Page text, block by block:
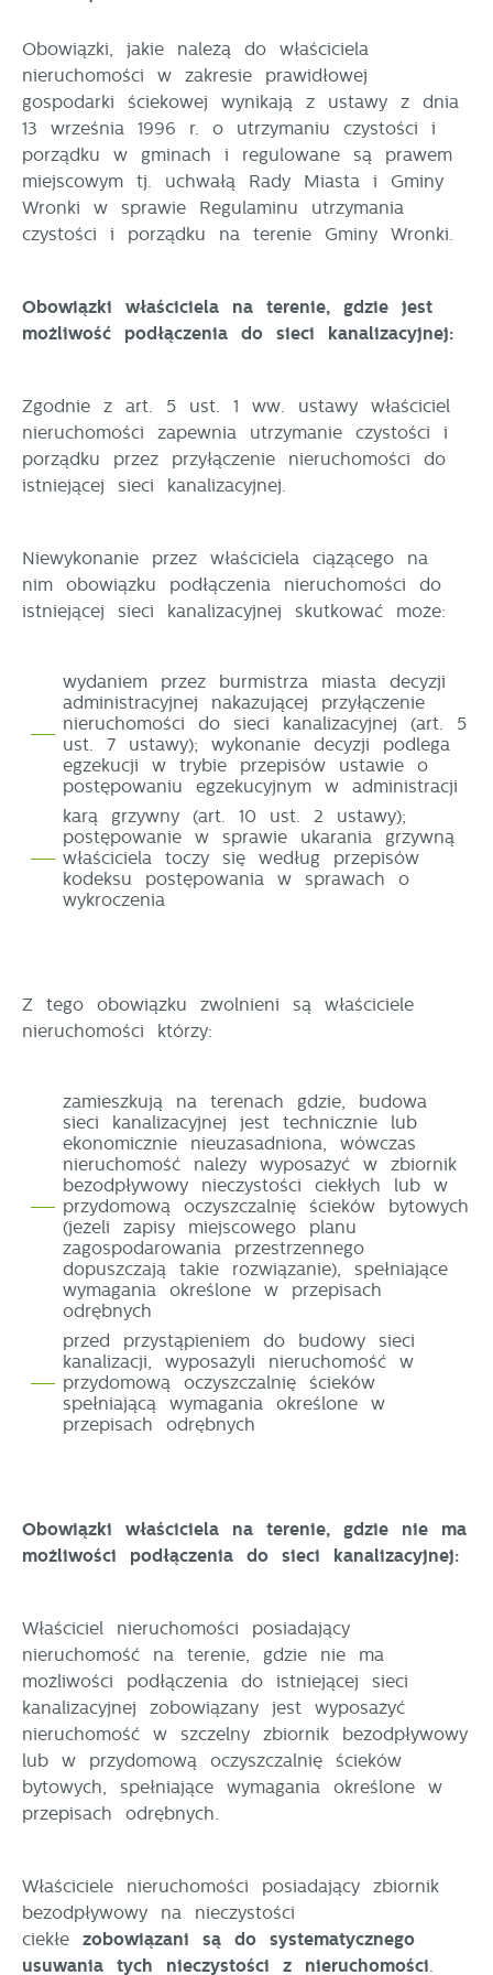
Obowiązki, jakie należą do właściciela
nieruchomości w zakresie prawidłowej
gospodarki ściekowej wynikają z ustawy z dnia
13 września 1996 r. o utrzymaniu czystości i
porządku w gminach i regulowane są prawem
miejscowym tj. uchwałą Rady Miasta i Gminy
Wronki w sprawie Regulaminu utrzymania
czystości i porządku na terenie Gminy Wronki.
Obowiązki właściciela na terenie, gdzie jest
możliwość podłączenia do sieci kanalizacyjnej:
Zgodnie z art. 5 ust. 1 ww. ustawy właściciel
nieruchomości zapewnia utrzymanie czystości i
porządku przez przyłączenie nieruchomości do
istniejącej sieci kanalizacyjnej.
Niewykonanie przez właściciela ciążącego na
nim obowiązku podłączenia nieruchomości do
istniejącej sieci kanalizacyjnej skutkować może:
wydaniem przez burmistrza miasta decyzji
administracyjnej nakazującej przyłączenie
nieruchomości do sieci kanalizacyjnej (art. 5
ust. 7 ustawy); wykonanie decyzji podlega
egzekucji w trybie przepisów ustawie o
postępowaniu egzekucyjnym w administracji
karą grzywny (art. 10 ust. 2 ustawy);
postępowanie w sprawie ukarania grzywną
właściciela toczy się według przepisów
kodeksu postępowania w sprawach o
wykroczenia
Z tego obowiązku zwolnieni są właściciele
nieruchomości którzy:
zamieszkują na terenach gdzie, budowa
sieci kanalizacyjnej jest technicznie lub
ekonomicznie nieuzasadniona, wówczas
nieruchomość należy wyposażyć w zbiornik
bezodpływowy nieczystości ciekłych lub w
przydomową oczyszczalnię ścieków bytowych
(jeżeli zapisy miejscowego planu
zagospodarowania przestrzennego
dopuszczają takie rozwiązanie), spełniające
wymagania określone w przepisach
odrębnych
przed przystąpieniem do budowy sieci
kanalizacji, wyposażyli nieruchomość w
przydomową oczyszczalnię ścieków
spełniającą wymagania określone w
przepisach odrębnych
Obowiązki właściciela na terenie, gdzie nie ma
możliwości podłączenia do sieci kanalizacyjnej:
Właściciel nieruchomości posiadający
nieruchomość na terenie, gdzie nie ma
możliwości podłączenia do istniejącej sieci
kanalizacyjnej zobowiązany jest wyposażyć
nieruchomość w szczelny zbiornik bezodpływowy
lub w przydomową oczyszczalnię ścieków
bytowych, spełniające wymagania określone w
przepisach odrębnych.
Właściciele nieruchomości posiadający zbiornik
bezodpływowy na nieczystości
ciekłe zobowiązani są do systematycznego
usuwania tych nieczystości z nieruchomości.
z której korzystasz, może działać bez zakłóceń.
Funkcjonalne i personalizacyjne
Tego typu pliki cookies umożliwiają stronie
internetowej zapamiętanie wprowadzonych przez Ciebie
ustawień oraz personalizację określonych
funkcjonalności czy prezentowanych treści.
Dzięki tym plikom cookies możemy zapewnić Ci
większy komfort korzystania z funkcjonalności naszej
strony poprzez dopasowanie jej do Twoich
gwarantuje dostępność większej ilości funkcji na
stronie.
Więcej
Analityczne pliki cookies pomagają nam rozwijać się
i dostosowywać do Twoich potrzeb.
w zakresie wykorzystywania witryny internetowej,
miejsca oraz częstotliwości, z jaką odwiedzane są
nasze serwisy www. Dane pozwalają nam na ocenę
naszych serwisów internetowych pod względem ich
popularności wśród użytkowników. Zgromadzone
gwarantuje dostępność wszystkich funkcjonalności.
Więcej
Reklamowe
Dzięki reklamowym plikom cookies prezentujemy Ci
Promocyjne pliki cookies służą do prezentowania Ci
naszych komunikatów na podstawie analizy Twoich
mogą pojawić się na stronach podmiotów trzecich
lub firm będących naszymi partnerami oraz innych
dostawców usług. Firmy te działają w charakterze
pośredników prezentujących nasze treści w postaci
wiadomości, ofert, komunikatów mediów
społecznościowych.
Więcej